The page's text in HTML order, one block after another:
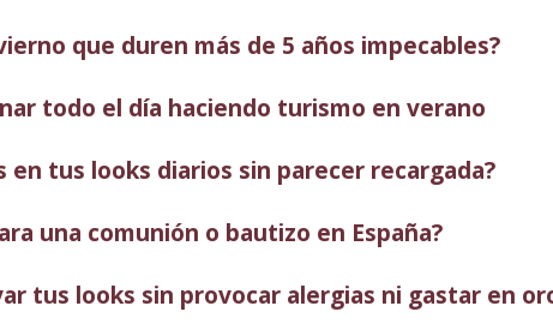
que duren más de 5 años impecables?
todo el día haciendo turismo en verano
tus looks diarios sin parecer recargada?
una comunión o bautizo en España?
tus looks sin provocar alergias ni gastar en